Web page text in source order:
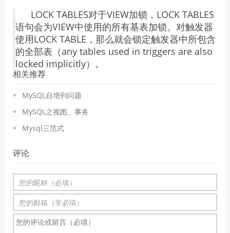
LOCK TABLES对于VIEW加锁，LOCK TABLES
语句会为VIEW中使用的所有基表加锁。对触发器
使用LOCK TABLE，那么就会锁定触发器中所包含
的全部表（any tables used in triggers are also
locked implicitly）。
相关推荐
MySQL自增列问题
MySQL之视图、事务
Mysql三范式
评论